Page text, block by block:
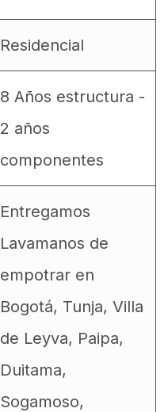
Residencial
8 Años estructura -
2 años
componentes
Entregamos
Lavamanos de
empotrar en
Bogotá, Tunja, Villa
de Leyva, Paipa,
Duitama,
Sogamoso,